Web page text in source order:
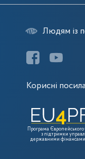
Людям із
Корисні
Програма
з підтримки
державними фінансами